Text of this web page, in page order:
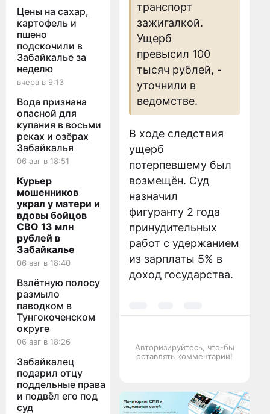
Цены на сахар,
картофель и
пшено
подскочили в
Забайкалье за
неделю
вчера в 9:13
Вода признана
опасной для
купания в восьми
реках и озёрах
Забайкалья
06 авг в 18:51
Курьер
мошенников
украл у матери и
вдовы бойцов
СВО 13 млн
рублей в
Забайкалье
06 авг в 18:40
Взлётную полосу
размыло
паводком в
Тунгокоченском
округе
06 авг в 18:26
Забайкалец
подарил отцу
поддельные права
и подвёл его под
суд
транспорт
зажигалкой.
Ущерб
превысил 100
тысяч рублей, -
уточнили в
ведомстве.
В ходе следствия
ущерб
потерпевшему был
возмещён. Суд
назначил
фигуранту 2 года
принудительных
работ с удержанием
из зарплаты 5% в
доход государства.
Авторизируйтесь, что-бы
оставлять комментарии!